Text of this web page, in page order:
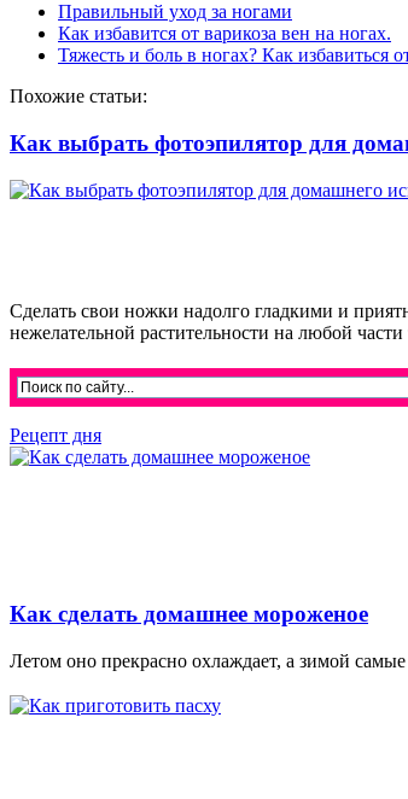
Правильный уход за ногами
Как избавится от варикоза вен на ногах.
Тяжесть и боль в ногах? Как избавиться
Похожие статьи:
Как выбрать фотоэпилятор для
Сделать свои ножки надолго гладкими и
нежелательной растительности на любой
Рецепт дня
Как сделать домашнее мороженое
Летом оно прекрасно охлаждает, а зимой